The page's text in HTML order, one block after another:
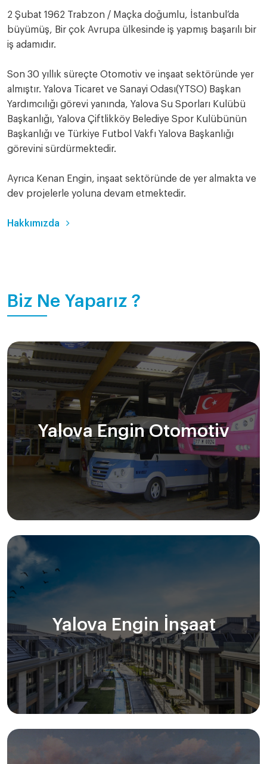
2 Şubat 1962 Trabzon / Maçka doğumlu, İstanbul’da
büyümüş, Bir çok Avrupa ülkesinde iş yapmış başarılı bir
iş adamıdır.
Son 30 yıllık süreçte Otomotiv ve inşaat sektöründe yer
almıştır. Yalova Ticaret ve Sanayi Odası(YTSO) Başkan
Yardımcılığı görevi yanında, Yalova Su Sporları Kulübü
Başkanlığı, Yalova Çiftlikköy Belediye Spor Kulübünün
Başkanlığı ve Türkiye Futbol Vakfı Yalova Başkanlığı
görevini sürdürmektedir.
Ayrıca Kenan Engin, inşaat sektöründe de yer almakta ve
dev projelerle yoluna devam etmektedir.
Hakkımızda
Biz Ne Yaparız ?
Yalova Engin Otomotiv
Yalova Engin İnşaat